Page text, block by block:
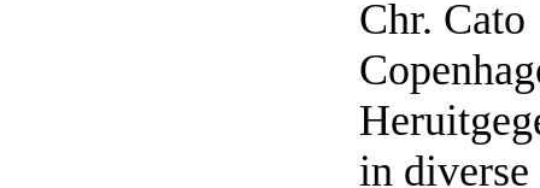
Chr. Cato
in diverse